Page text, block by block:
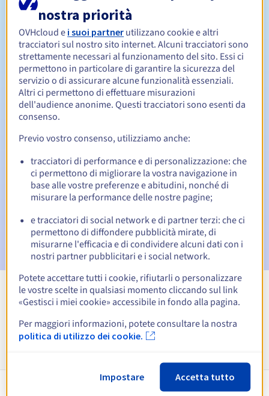
Periodo di rinnovo Da 1 a 10 anni
Redemption period 30 giorni
Notifiche automatiche:
scadenza
Email il giorno della scadenzaper notificare la
sospensione del nome di dominio
Email dopo il Redemption Grace Periodper notificare la
cancellazione del nome di dominio
Visualizza tutte le estensioni
Informazioni su .events
nostra priorità
OVHcloud e i suoi partner utilizzano cookie e altri
tracciatori sul nostro sito internet. Alcuni tracciatori sono
strettamente necessari al funzionamento del sito. Essi ci
permettono in particolare di garantire la sicurezza del
servizio o di assicurare alcune funzionalità essenziali.
Altri ci permettono di effettuare misurazioni
dell'audience anonime. Questi tracciatori sono esenti da
consenso.
Previo vostro consenso, utilizziamo anche:
tracciatori di performance e di personalizzazione: che
ci permettono di migliorare la vostra navigazione in
base alle vostre preferenze e abitudini, nonché di
misurare la performance delle nostre pagine;
e tracciatori di social network e di partner terzi: che ci
permettono di diffondere pubblicità mirate, di
misurarne l'efficacia e di condividere alcuni dati con i
nostri partner pubblicitari e i social network.
Potete accettare tutti i cookie, rifiutarli o personalizzare
le vostre scelte in qualsiasi momento cliccando sul link
«Gestisci i miei cookie» accessibile in fondo alla pagina.
Per maggiori informazioni, potete consultare la nostra
politica di utilizzo dei cookie.
Impostare Accetta tutto